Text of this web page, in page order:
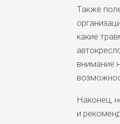
Также
какие
внимание
Наконец,
и